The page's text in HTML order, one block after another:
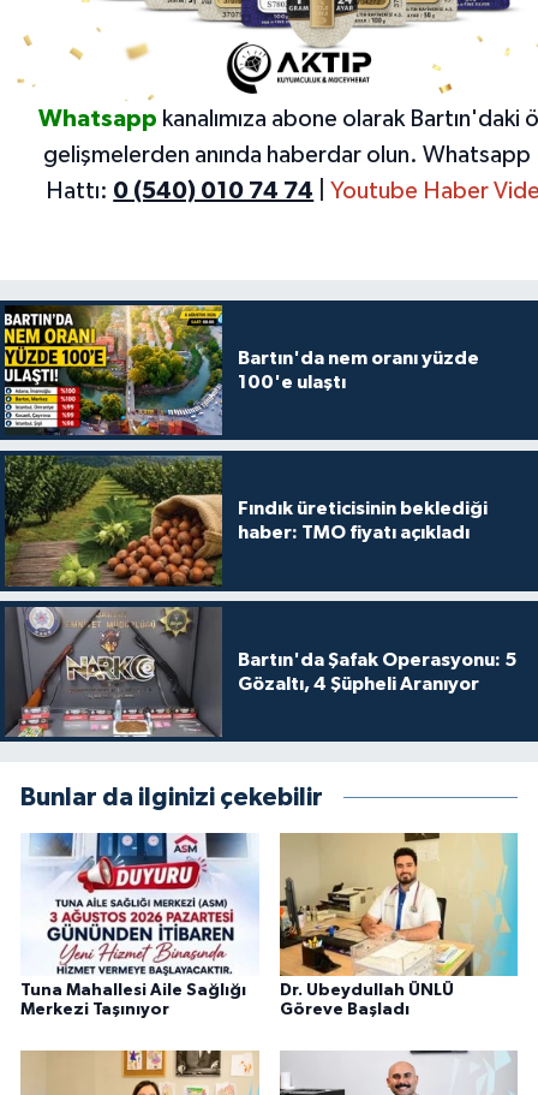
Whatsapp kanalımıza abone olarak Bartın'daki
gelişmelerden anında haberdar olun. Whatsapp
Hattı: 0 (540) 010 74 74 Youtube Haber
Bartın'da nem oranı yüzde
100'e ulaştı
Fındık üreticisinin beklediği
haber: TMO fiyatı açıkladı
Bartın'da Şafak Operasyonu: 5
Gözaltı, 4 Şüpheli Aranıyor
Bunlar da ilginizi çekebilir
Tuna Mahallesi Aile Sağlığı
Merkezi Taşınıyor
Dr. Ubeydullah ÜNLÜ
Göreve Başladı